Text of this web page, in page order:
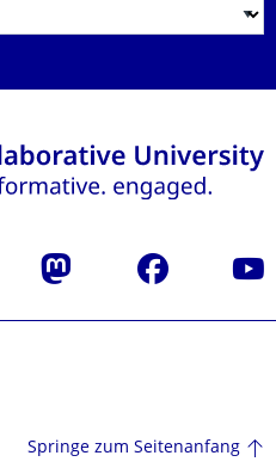
Mastodon Facebook
Springe zum Seitenanfang